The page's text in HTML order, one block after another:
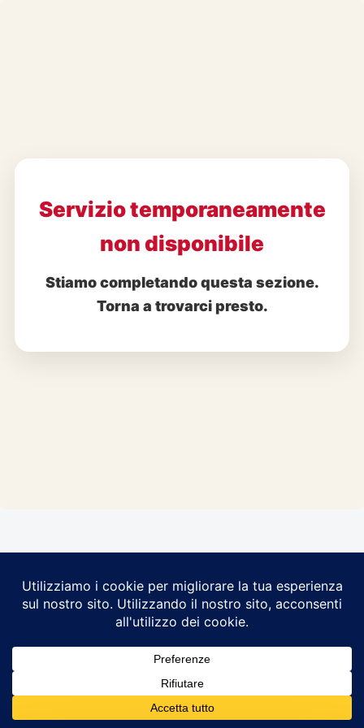
Servizio temporaneamente
non disponibile
Stiamo completando questa sezione.
Torna a trovarci presto.
Servizio temporaneamente
non disponibile
Stiamo completando questa sezione.
Torna a trovarci presto.